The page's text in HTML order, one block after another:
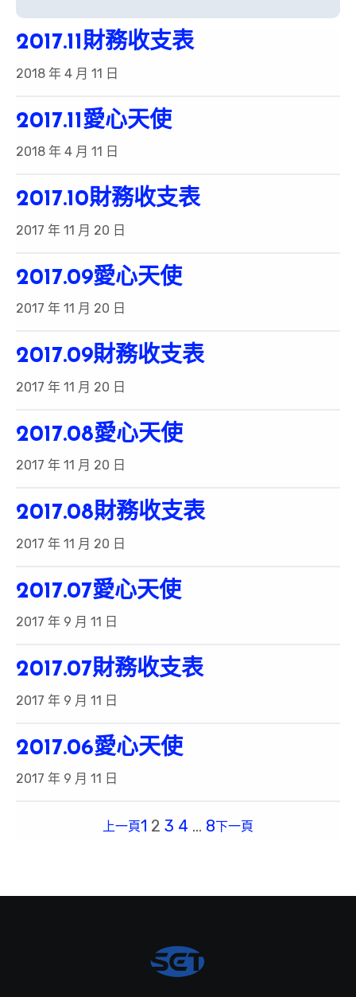
2017.11財務收支表
2018 年 4 月 11 日
2017.11愛心天使
2018 年 4 月 11 日
2017.10財務收支表
2017 年 11 月 20 日
2017.09愛心天使
2017 年 11 月 20 日
2017.09財務收支表
2017 年 11 月 20 日
2017.08愛心天使
2017 年 11 月 20 日
2017.08財務收支表
2017 年 11 月 20 日
2017.07愛心天使
2017 年 9 月 11 日
2017.07財務收支表
2017 年 9 月 11 日
2017.06愛心天使
2017 年 9 月 11 日
上一頁1 2 3 4 … 8下一頁